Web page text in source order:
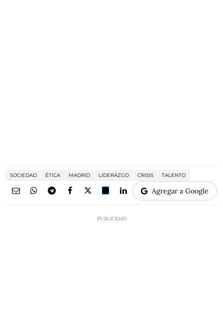
SOCIEDAD ÉTICA MADRID LIDERAZGO CRISIS TALENTO
Agregar a Google